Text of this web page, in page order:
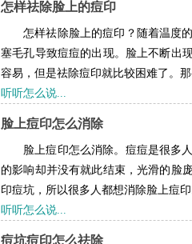
怎样祛除脸上的痘印
怎样祛除脸上的痘印？随着温度
塞毛孔导致痘痘的出现。脸上不断出
容易，但是祛除痘印就比较困难了。
听听怎么说...
脸上痘印怎么消除
脸上痘印怎么消除。痘痘是很多
的影响却并没有就此结束，光滑的脸
印痘坑，所以很多人都想消除脸上痘
听听怎么说...
痘坑痘印怎么祛除